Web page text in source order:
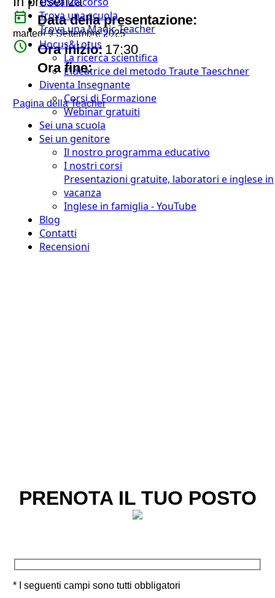
Trova una scuola
Trova una Magic Teacher
Hocus&Lotus
La ricerca scientifica
L’ideatrice del metodo Traute Taeschner
Diventa Insegnante
Corsi di Formazione
Webinar gratuiti
Sei una scuola
Sei un genitore
Il nostro programma educativo
I nostri corsi
Presentazioni gratuite, laboratori e inglese in
vacanza
Inglese in famiglia - YouTube
Blog
Contatti
Recensioni
today Data della presentazione:
martedì 9 Settembre 2025
watch_later Ora inizio: 17:30
Ora fine:
Pagina della Teacher
PRENOTA IL TUO POSTO
* I seguenti campi sono tutti obbligatori